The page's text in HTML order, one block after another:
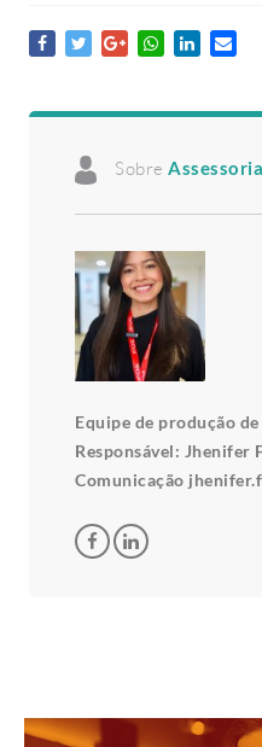
Sobre
Equipe de produção
Responsável: Jhenifer
Comunicação